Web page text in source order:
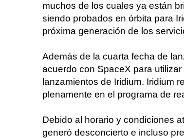
muchos de los cuales ya están
siendo probados en órbita para
próxima generación de los
Además de la cuarta fecha de
acuerdo con SpaceX para
lanzamientos de Iridium. Iridium
plenamente en el programa de
Debido al horario y condiciones
generó desconcierto e incluso